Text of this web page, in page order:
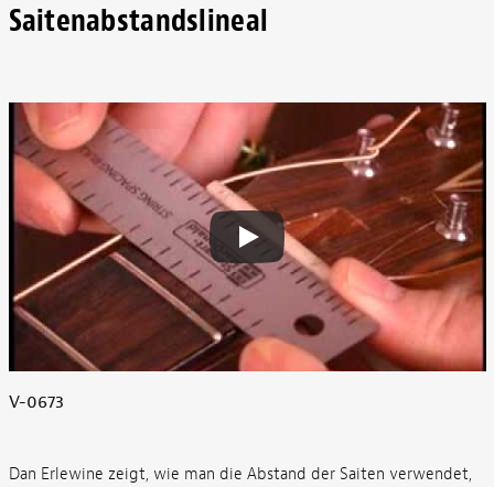
Saitenabstandslineal
V-0673
Dan Erlewine zeigt, wie man die Abstand der Saiten verwendet,